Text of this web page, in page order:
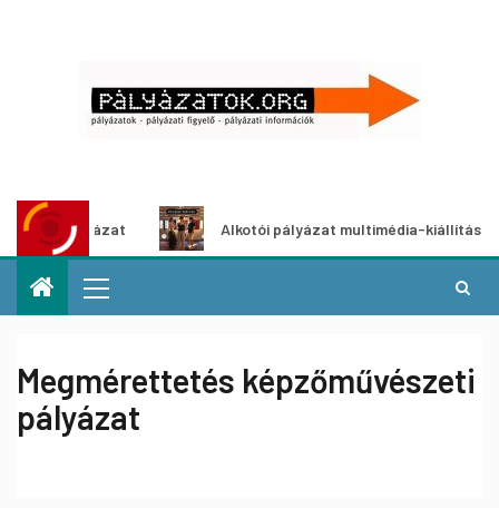
Alkotói pályázat multimédia-kiállításhoz
Megmérettetés képzőművészeti
pályázat